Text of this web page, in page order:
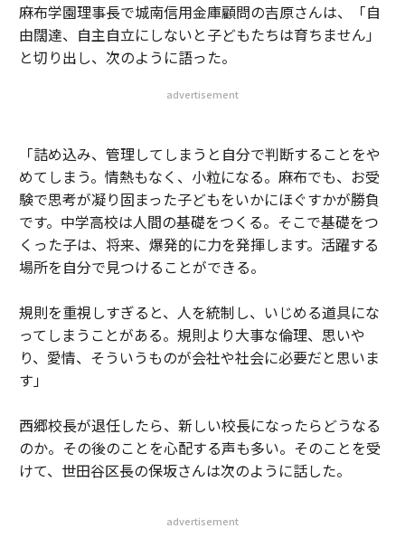
麻布学園理事長で城南信用金庫顧問の吉原さんは、「自
由闊達、自主自立にしないと子どもたちは育ちません」
と切り出し、次のように語った。
advertisement
「詰め込み、管理してしまうと自分で判断することをや
めてしまう。情熱もなく、小粒になる。麻布でも、お受
験で思考が凝り固まった子どもをいかにほぐすかが勝負
です。中学高校は人間の基礎をつくる。そこで基礎をつ
くった子は、将来、爆発的に力を発揮します。活躍する
場所を自分で見つけることができる。
規則を重視しすぎると、人を統制し、いじめる道具にな
ってしまうことがある。規則より大事な倫理、思いや
り、愛情、そういうものが会社や社会に必要だと思いま
す」
西郷校長が退任したら、新しい校長になったらどうなる
のか。その後のことを心配する声も多い。そのことを受
けて、世田谷区長の保坂さんは次のように話した。
advertisement